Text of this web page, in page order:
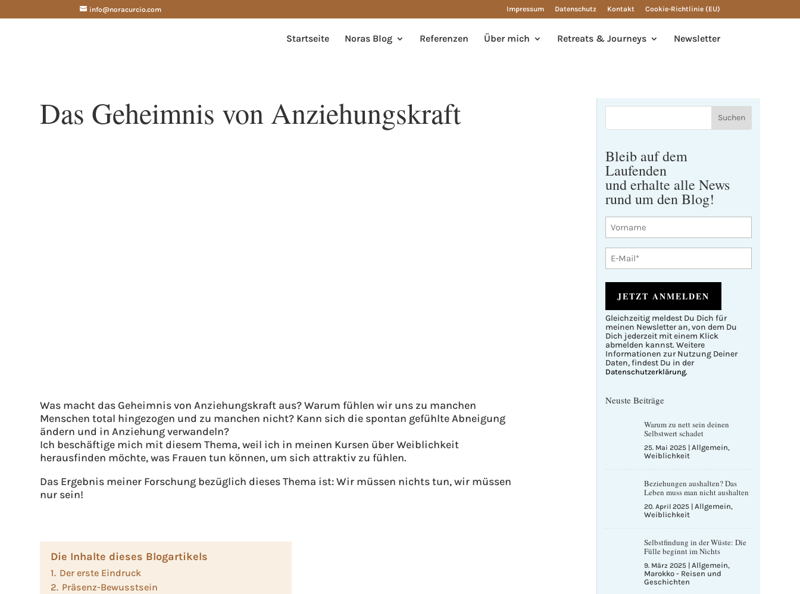
info@noracurcio.com Impressum Datenschutz Kontakt Cookie-Richtlinie (EU)
Startseite Noras Blog Referenzen Über mich Retreats & Journeys Newsletter
Das Geheimnis von Anziehungskraft
Was macht das Geheimnis von Anziehungskraft aus? Warum fühlen wir uns zu manchen
Menschen total hingezogen und zu manchen nicht? Kann sich die spontan gefühlte Abneigung
ändern und in Anziehung verwandeln?
Ich beschäftige mich mit diesem Thema, weil ich in meinen Kursen über Weiblichkeit
herausfinden möchte, was Frauen tun können, um sich attraktiv zu fühlen.
Das Ergebnis meiner Forschung bezüglich dieses Thema ist: Wir müssen nichts tun, wir müssen
nur sein!
Die Inhalte dieses Blogartikels
1. Der erste Eindruck
2. Präsenz-Bewusstsein
Bleib auf dem
Laufenden
und erhalte alle News
rund um den Blog!
Vorname
E-
Mail
A
l
t
e
r
n
v
Gleichzeitig meldest Du Dich für
meinen Newsletter an, von dem Du
Dich jederzeit mit einem Klick
abmelden kannst. Weitere
Informationen zur Nutzung Deiner
Daten, findest Du in der
Datenschutzerklärung.
Neuste Beiträge
Warum zu nett sein deinen
Selbstwert schadet
25. Mai 2025| Allgemein,
Weiblichkeit
Beziehungen aushalten? Das
Leben muss man nicht aushalten
20. April 2025| Allgemein,
Weiblichkeit
Selbstfindung in der Wüste: Die
Fülle beginnt im Nichts
9. März 2025| Allgemein,
Marokko - Reisen und
Geschichten